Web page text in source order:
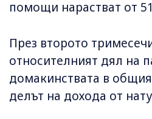
помощи нарастват от
През второто
относителният дял на
домакинствата в
делът на дохода от